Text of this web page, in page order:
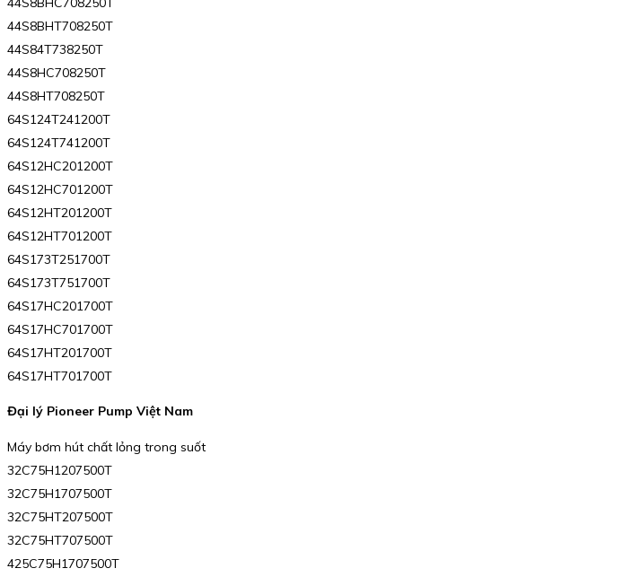
44S8BHT708250T
44S84T738250T
44S8HC708250T
44S8HT708250T
64S124T241200T
64S124T741200T
64S12HC201200T
64S12HC701200T
64S12HT201200T
64S12HT701200T
64S173T251700T
64S173T751700T
64S17HC201700T
64S17HC701700T
64S17HT201700T
64S17HT701700T
Đại lý Pioneer Pump Việt Nam
Máy bơm hút chất lỏng trong suốt
32C75H1207500T
32C75H1707500T
32C75HT207500T
32C75HT707500T
425C75H1707500T